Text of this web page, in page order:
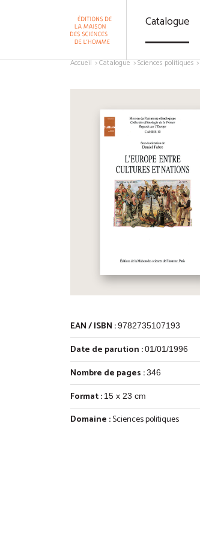
Catalogue
Accueil Catalogue Sciences politiques
EAN / ISBN :9782735107193
Date de parution :01/01/1996
Nombre de pages :346
Format : 15 x 23 cm
Domaine :Sciences politiques